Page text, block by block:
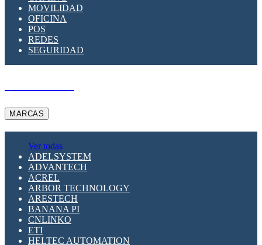
MOVILIDAD
OFICINA
POS
REDES
SEGURIDAD
MARCAS
Ver todas
ADELSYSTEM
ADVANTECH
ACREL
ARBOR TECHNOLOGY
ARESTECH
BANANA PI
CNLINKO
ETI
HELTEC AUTOMATION